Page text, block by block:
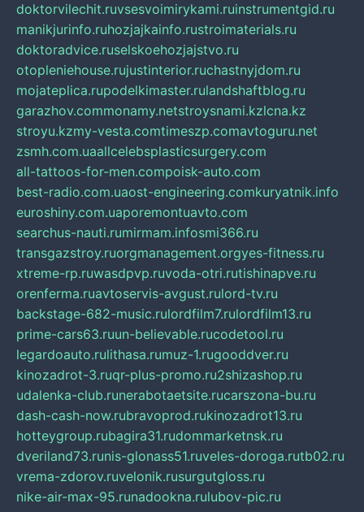
doktorvilechit.ruvsesvoimirykami.ruinstrumentgid.ru
manikjurinfo.ruhozjajkainfo.rustroimaterials.ru
doktoradvice.ruselskoehozjajstvo.ru
otopleniehouse.rujustinterior.ruchastnyjdom.ru
mojateplica.rupodelkimaster.rulandshaftblog.ru
garazhov.commonamy.netstroysnami.kzlcna.kz
stroyu.kzmy-vesta.comtimeszp.comavtoguru.net
zsmh.com.uaallcelebsplasticsurgery.com
all-tattoos-for-men.compoisk-auto.com
best-radio.com.uaost-engineering.comkuryatnik.info
euroshiny.com.uaporemontuavto.com
searchus-nauti.rumirmam.infosmi366.ru
transgazstroy.ruorgmanagement.orgyes-fitness.ru
xtreme-rp.ruwasdpvp.ruvoda-otri.rutishinapve.ru
orenferma.ruavtoservis-avgust.rulord-tv.ru
backstage-682-music.rulordfilm7.rulordfilm13.ru
prime-cars63.ruun-believable.rucodetool.ru
legardoauto.rulithasa.rumuz-1.rugooddver.ru
kinozadrot-3.ruqr-plus-promo.ru2shizashop.ru
udalenka-club.runerabotaetsite.rucarszona-bu.ru
dash-cash-now.rubravoprod.rukinozadrot13.ru
hotteygroup.rubagira31.rudommarketnsk.ru
dveriland73.runis-glonass51.ruveles-doroga.rutb02.ru
vrema-zdorov.ruvelonik.rusurgutgloss.ru
nike-air-max-95.runadookna.rulubov-pic.ru